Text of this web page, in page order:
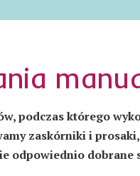
podczas którego
zaskórniki i
odpowiednio dobrane